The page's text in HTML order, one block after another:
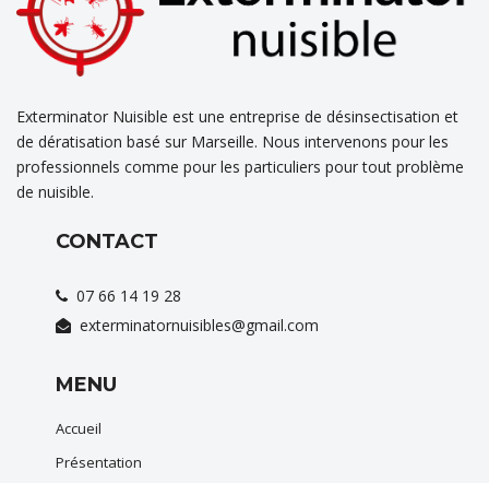
Exterminator Nuisible est une entreprise de désinsectisation et
de dératisation basé sur Marseille. Nous intervenons pour les
professionnels comme pour les particuliers pour tout problème
de nuisible.
CONTACT
07 66 14 19 28
exterminatornuisibles@gmail.com
MENU
Accueil
Présentation